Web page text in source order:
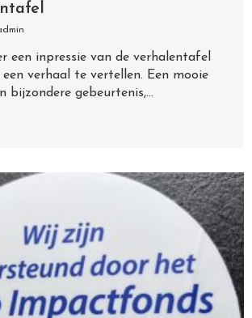
een inpressie van de verhalentafel
verhaal te vertellen. Een mooie
bijzondere gebeurtenis,...